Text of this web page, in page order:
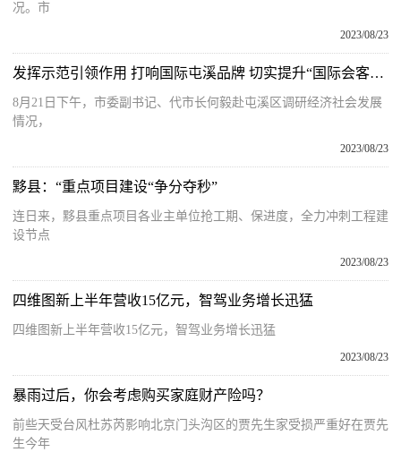
况。市
2023/08/23
发挥示范引领作用 打响国际屯溪品牌 切实提升“国际会客厅”知名度和美誉度
8月21日下午，市委副书记、代市长何毅赴屯溪区调研经济社会发展
情况，
2023/08/23
黟县：“重点项目建设“争分夺秒”
连日来，黟县重点项目各业主单位抢工期、保进度，全力冲刺工程建
设节点
2023/08/23
四维图新上半年营收15亿元，智驾业务增长迅猛
四维图新上半年营收15亿元，智驾业务增长迅猛
2023/08/23
暴雨过后，你会考虑购买家庭财产险吗？
前些天受台风杜苏芮影响北京门头沟区的贾先生家受损严重好在贾先
生今年